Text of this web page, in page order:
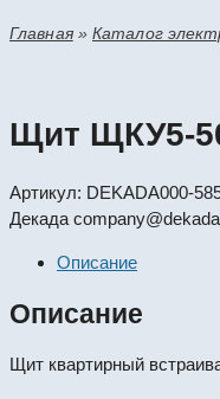
Главная»Каталог
Щит ЩКУ5-
Артикул: DEKADA000-
Декада
Описание
Описание
Щит квартирный